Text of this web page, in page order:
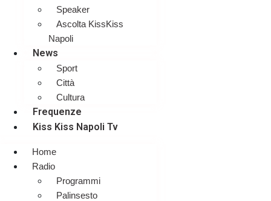
Speaker
Ascolta KissKiss
Napoli
News
Sport
Città
Cultura
Frequenze
Kiss Kiss Napoli Tv
Home
Radio
Programmi
Palinsesto